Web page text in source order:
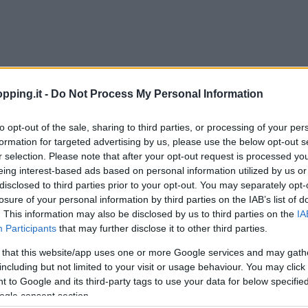
- Do Not Process My Personal Information
opt-out of the sale, sharing to third parties, or processing of your
for targeted advertising by us, please use the below opt-out
selection. Please note that after your opt-out request is processed
interest-based ads based on personal information utilized by us
to third parties prior to your opt-out. You may separately
of your personal information by third parties on the IAB’s list of
This information may also be disclosed by us to third parties on the
Participants that may further disclose it to other third parties.
that this website/app uses one or more Google services and may
but not limited to your visit or usage behaviour. You may
to Google and its third-party tags to use your data for below
consent section.
non solo con le ultime novità
periodiche. Sia che il prodotto
garanzia inoltre il personale
interverrà per qualsiasi